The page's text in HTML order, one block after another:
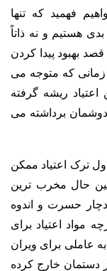
فهمید که تنها
هستیم و نه ذاتاً
بهبود پیدا کردن
زمانی که متوجه می
ریشه گرفته
برداشته می
ترک اعتیاد ممکن
حال مخرب ترین
دچار حسرت و اندوه
مواد اعتیاد برای
عاملی برای ویران
دستمان خارج کرده